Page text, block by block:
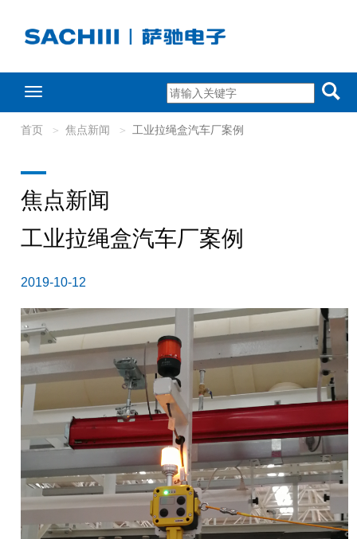
Toggle
首页
焦点新闻 工业拉绳盒汽车厂案例
焦点新闻
工业拉绳盒汽车厂案例
2019-10-12